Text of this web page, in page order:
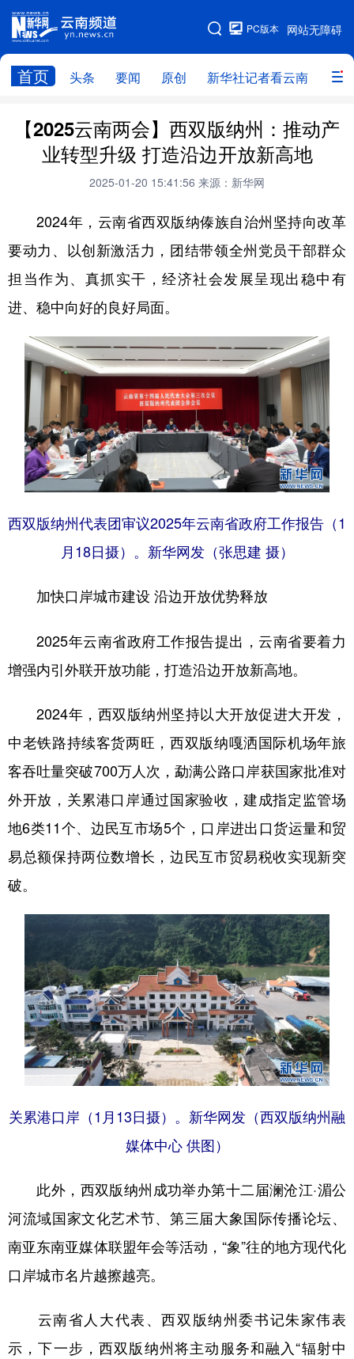
网站无障碍
PC版本
首页 头条 要闻 原创 新华社记者看云南 政务
网站地图
头条 云南要闻 本网原创
新华社记者看云南 政务 人事
云南省领导报道集
教育
州市
社会
图片
经济 服务 云南故事
云南青年说 趣看文物
【2025云南两会】西双版纳州：推动产
业转型升级 打造沿边开放新高地
2025-01-20 15:41:56 来源：新华网
2024年，云南省西双版纳傣族自治州坚持向改革
要动力、以创新激活力，团结带领全州党员干部群众
担当作为、真抓实干，经济社会发展呈现出稳中有
进、稳中向好的良好局面。
西双版纳州代表团审议2025年云南省政府工作报告（1
月18日摄）。新华网发（张思建 摄）
加快口岸城市建设 沿边开放优势释放
2025年云南省政府工作报告提出，云南省要着力
增强内引外联开放功能，打造沿边开放新高地。
2024年，西双版纳州坚持以大开放促进大开发，
中老铁路持续客货两旺，西双版纳嘎洒国际机场年旅
客吞吐量突破700万人次，勐满公路口岸获国家批准对
外开放，关累港口岸通过国家验收，建成指定监管场
地6类11个、边民互市场5个，口岸进出口货运量和贸
易总额保持两位数增长，边民互市贸易税收实现新突
破。
关累港口岸（1月13日摄）。新华网发（西双版纳州融
媒体中心 供图）
此外，西双版纳州成功举办第十二届澜沧江·湄公
河流域国家文化艺术节、第三届大象国际传播论坛、
南亚东南亚媒体联盟年会等活动，“象”往的地方现代化
口岸城市名片越擦越亮。
云南省人大代表、西双版纳州委书记朱家伟表
示，下一步，西双版纳州将主动服务和融入“辐射中